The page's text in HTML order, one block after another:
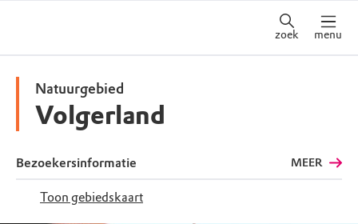
zoek menu
Natuurgebied
Volgerland
Bezoekersinformatie MEER
Toon gebiedskaart